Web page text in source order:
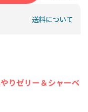
送料について
りゼリー＆シャーベ